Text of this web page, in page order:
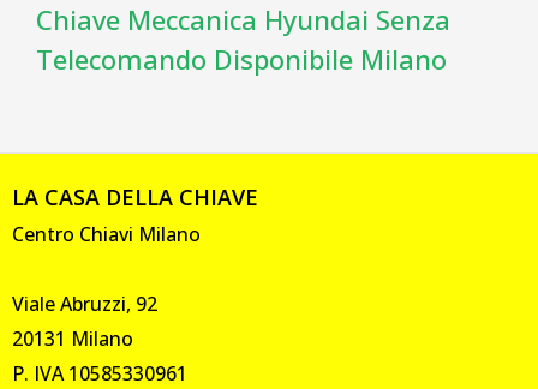
Chiave Meccanica Hyundai Senza
Telecomando Disponibile Milano
LA CASA DELLA CHIAVE
Centro Chiavi Milano
Viale Abruzzi, 92
20131 Milano
P. IVA 10585330961